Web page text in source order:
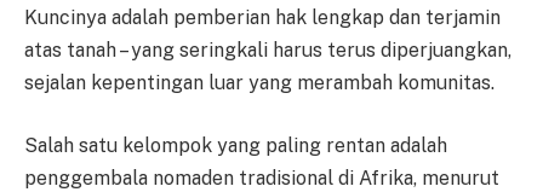
Kuncinya adalah pemberian hak lengkap dan terjamin
atas tanah – yang seringkali harus terus diperjuangkan,
sejalan kepentingan luar yang merambah komunitas.
Salah satu kelompok yang paling rentan adalah
penggembala nomaden tradisional di Afrika, menurut